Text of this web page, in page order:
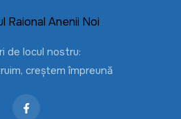
de locul nostru:
creștem împreună